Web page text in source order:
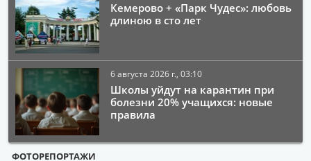
Кемерово + «Парк Чудес»: любовь
длиною в сто лет
6 августа 2026 г., 03:10
Школы уйдут на карантин при
болезни 20% учащихся: новые
правила
ФОТОРЕПОРТАЖИ